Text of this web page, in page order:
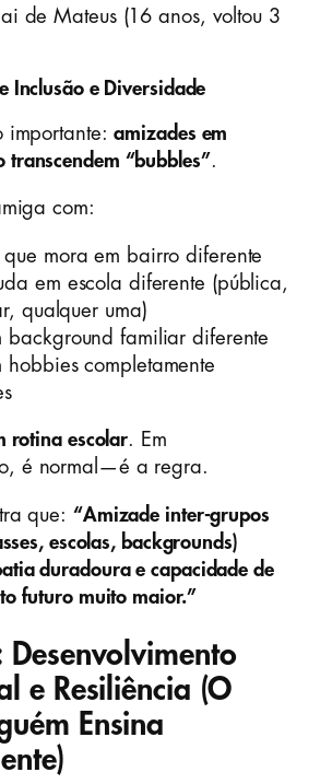
de Mateus (16 anos, voltou 3
Inclusão e Diversidade
importante:amizades em
transcendem “bubbles”.
com:
mora em bairro diferente
em escola diferente (pública,
qualquer uma)
background familiar diferente
hobbies completamente
rotina escolar. Em
é normal—é a regra.
que: “Amizade inter-grupos
escolas, backgrounds)
duradoura e capacidade de
futuro muito maior.”
Desenvolvimento
e Resiliência (O
Ensina